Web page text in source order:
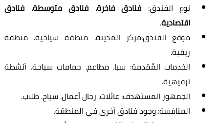
نوع الفندق: فنادق فاخرة. فنادق متوسطة. فنادق
اقتصادية.
موقع الفندق:مركز المدينة. منطقة سياحية. منطقة
ريفية.
الخدمات المُقدمة: سبا. مطاعم. حمامات سباحة. أنشطة
ترفيهية.
الجمهور المستهدف: عائلات. رجال أعمال. سياح. طلاب.
المنافسة: وجود فنادق أخرى في المنطقة.